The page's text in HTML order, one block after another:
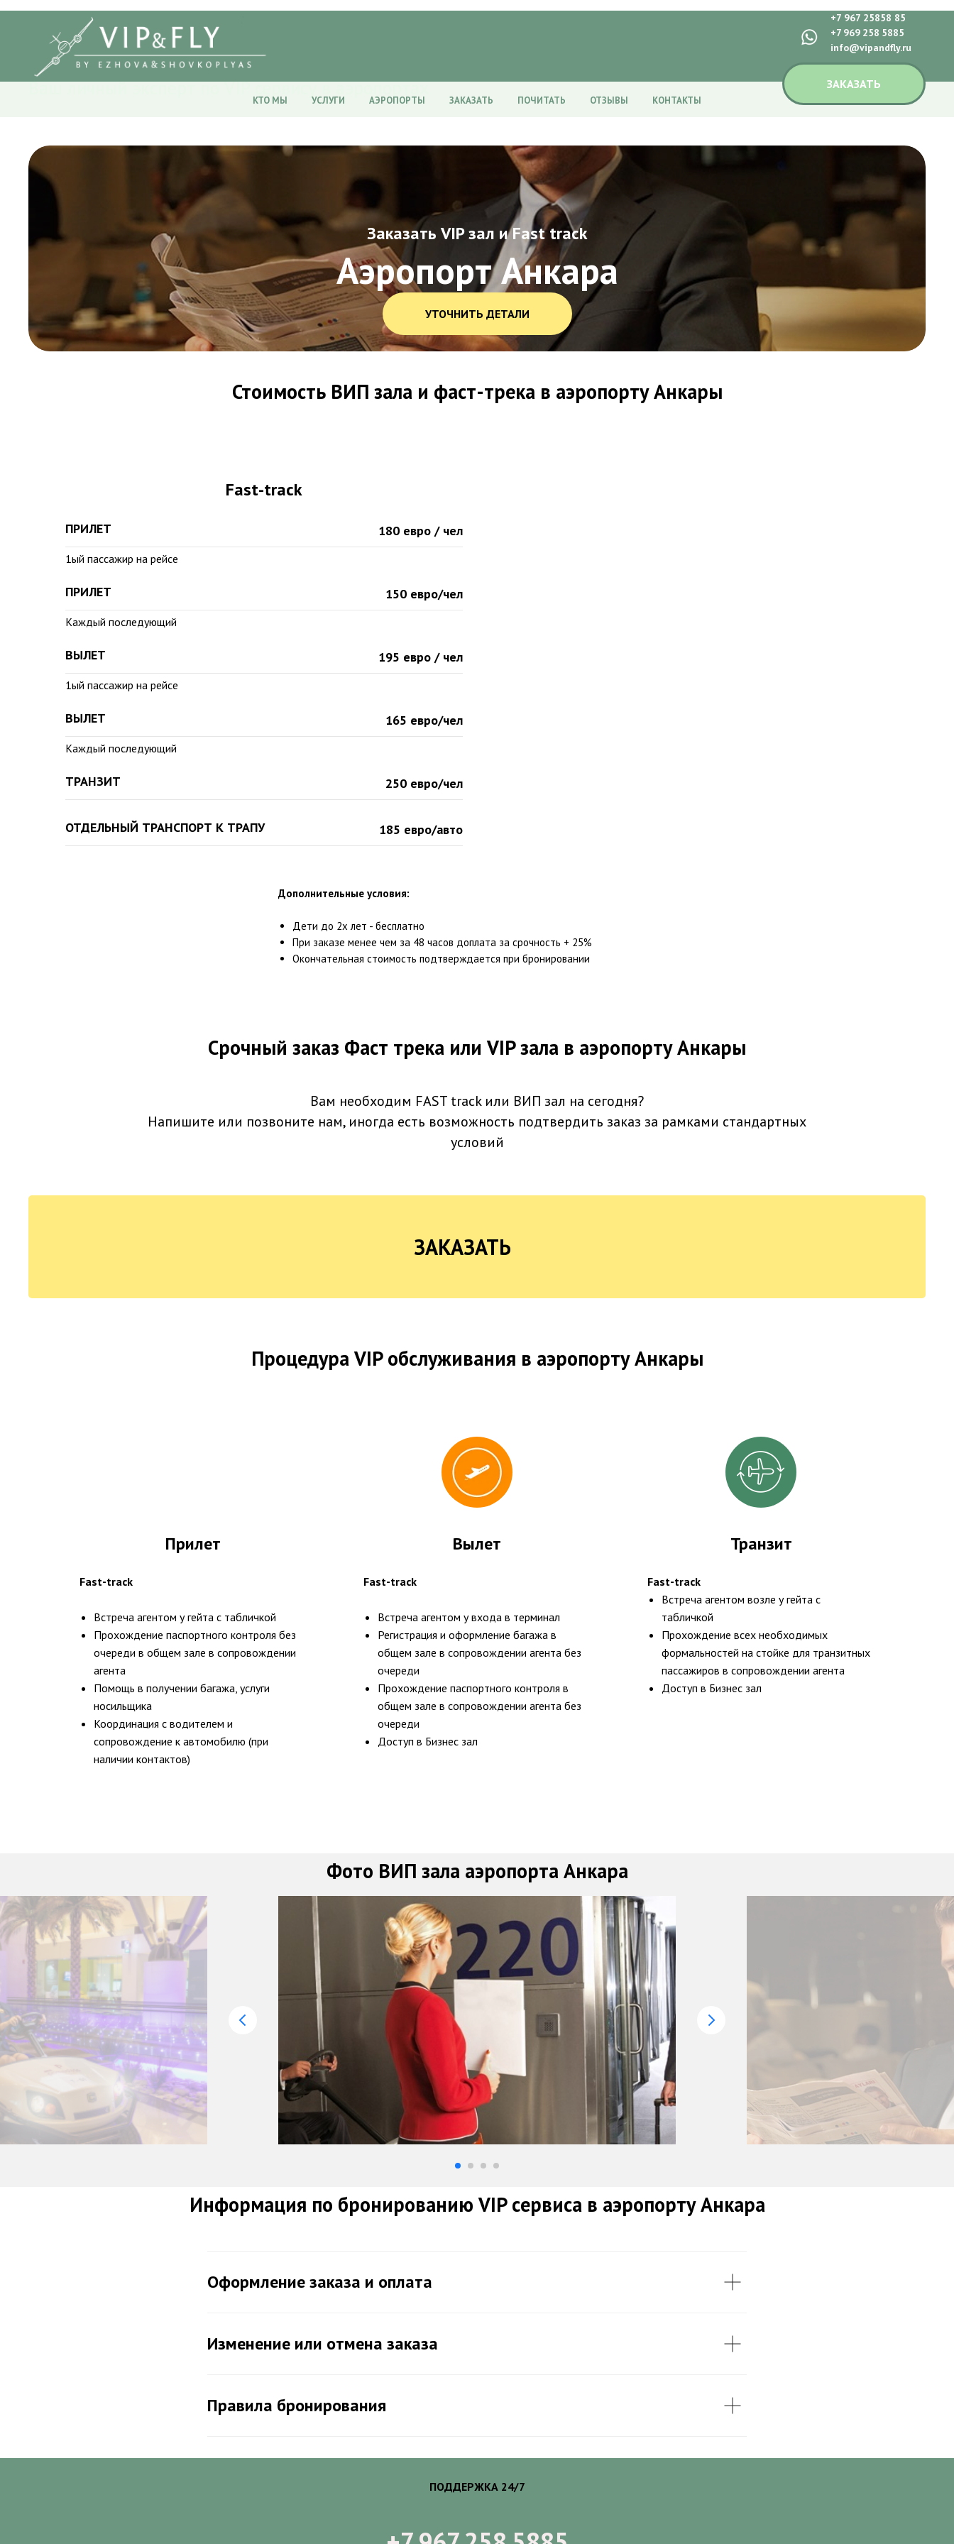
Ваш личный эксперт по VIP сервису в аэропортах
+7 967 25858 85
+7 969 258 5885
info@vipandfly.ru
ЗАКАЗАТЬ
КТО МЫ УСЛУГИ АЭРОПОРТЫ ЗАКАЗАТЬ ПОЧИТАТЬ ОТЗЫВЫ КОНТАКТЫ
Заказать VIP зал и Fast track
Аэропорт Анкара
УТОЧНИТЬ ДЕТАЛИ
Стоимость ВИП зала и фаст-трека в аэропорту Анкары
Fast-track
ПРИЛЕТ 180 евро / чел
1ый пассажир на рейсе
ПРИЛЕТ 150 евро/чел
Каждый последующий
ВЫЛЕТ 195 евро / чел
1ый пассажир на рейсе
ВЫЛЕТ 165 евро/чел
Каждый последующий
ТРАНЗИТ 250 евро/чел
ОТДЕЛЬНЫЙ ТРАНСПОРТ К ТРАПУ 185 евро/авто
Дополнительные условия:
Дети до 2х лет - бесплатно
При заказе менее чем за 48 часов доплата за срочность + 25%
Окончательная стоимость подтверждается при бронировании
Срочный заказ Фаст трека или VIP зала в аэропорту Анкары
Вам необходим FAST track или ВИП зал на сегодня?
Напишите или позвоните нам, иногда есть возможность подтвердить заказ за рамками стандартных
условий
ЗАКАЗАТЬ
Процедура VIP обслуживания в аэропорту Анкары
Прилет
Fast-track
Встреча агентом у гейта с табличкой
Прохождение паспортного контроля без
очереди в общем зале в сопровождении
агента
Помощь в получении багажа, услуги
носильщика
Координация с водителем и
сопровождение к автомобилю (при
наличии контактов)
Вылет
Fast-track
Встреча агентом у входа в терминал
Регистрация и оформление багажа в
общем зале в сопровождении агента без
очереди
Прохождение паспортного контроля в
общем зале в сопровождении агента без
очереди
Доступ в Бизнес зал
Транзит
Fast-track
Встреча агентом возле у гейта с
табличкой
Прохождение всех необходимых
формальностей на стойке для транзитных
пассажиров в сопровождении агента
Доступ в Бизнес зал
Фото ВИП зала аэропорта Анкара
Информация по бронированию VIP сервиса в аэропорту Анкара
Оформление заказа и оплата
Изменение или отмена заказа
Правила бронирования
ПОДДЕРЖКА 24/7